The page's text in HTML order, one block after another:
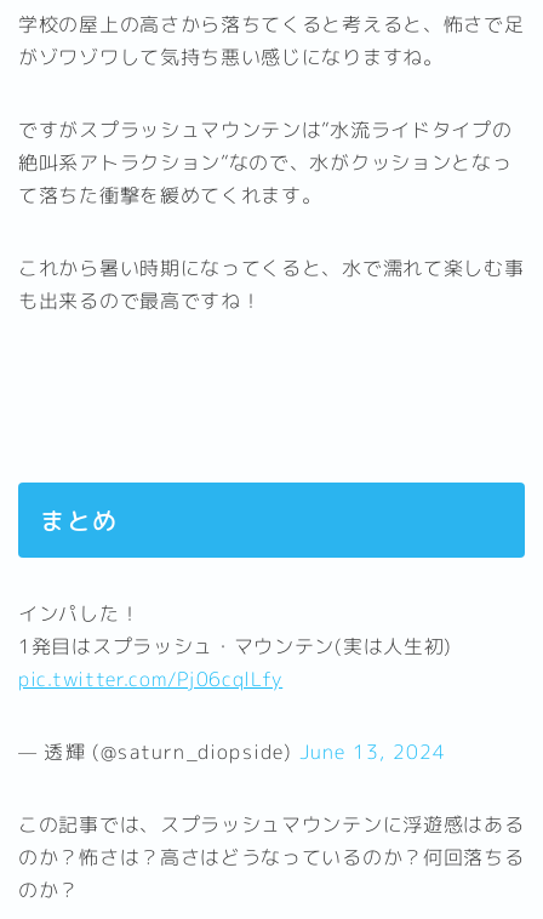
学校の屋上の高さから落ちてくると考えると、怖さで足
がゾワゾワして気持ち悪い感じになりますね。
ですがスプラッシュマウンテンは”水流ライドタイプの
絶叫系アトラクション”なので、水がクッションとなっ
て落ちた衝撃を緩めてくれます。
これから暑い時期になってくると、水で濡れて楽しむ事
も出来るので最高ですね！
まとめ
インパした！
1発目はスプラッシュ・マウンテン(実は人生初)
pic.twitter.com/Pj06cqlLfy
— 透輝 (@saturn_diopside) June 13, 2024
この記事では、スプラッシュマウンテンに浮遊感はある
のか？怖さは？高さはどうなっているのか？何回落ちる
のか？